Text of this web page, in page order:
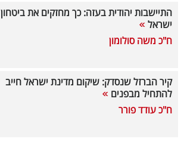
קריפטו
טלוויזיה
עסקי
התיישבות יהודית בעזה: כך מחזקים את ביטחון
ישראל
ח"כ משה סולומון
קיר הברזל שנסדק: שיקום מדינת ישראל חייב
להתחיל מבפנים
ח"כ עודד פורר